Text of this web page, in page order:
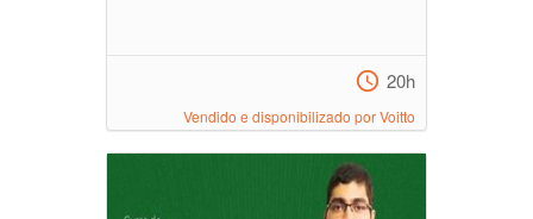
20h
Vendido e disponibilizado por Voitto